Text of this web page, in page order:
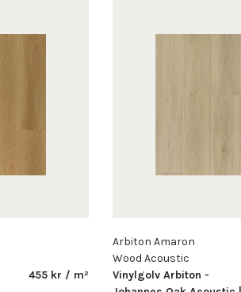
455 kr / m²
Arbiton Amaron
Wood Acoustic
Vinylgolv Arbiton -